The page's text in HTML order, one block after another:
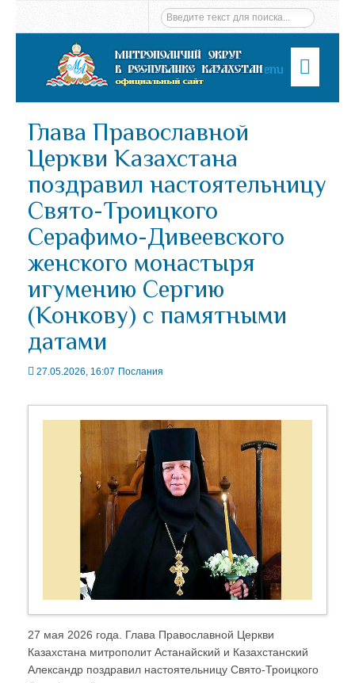
Menu
Глава Православной
Церкви Казахстана
поздравил настоятельницу
Свято-Троицкого
Серафимо-Дивеевского
женского монастыря
игумению Сергию
(Конкову) с памятными
датами
27.05.2026, 16:07 Послания
27 мая 2026 года. Глава Православной Церкви
Казахстана митрополит Астанайский и Казахстанский
Александр поздравил настоятельницу Свято-Троицкого